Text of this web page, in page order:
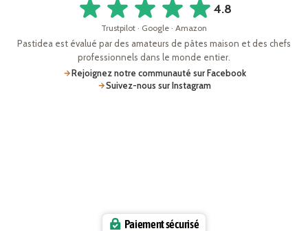
4.8
Trustpilot · Google · Amazon
Pastidea est évalué par des amateurs de pâtes maison et des chefs
professionnels dans le monde entier.
Rejoignez notre communauté sur Facebook
Suivez-nous sur Instagram
Paiement sécurisé